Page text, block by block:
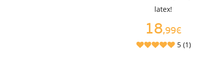
latex!
18,99€
5 (1)